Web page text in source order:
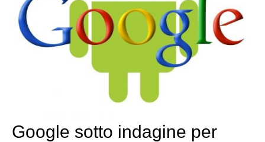
Google sotto indagine per